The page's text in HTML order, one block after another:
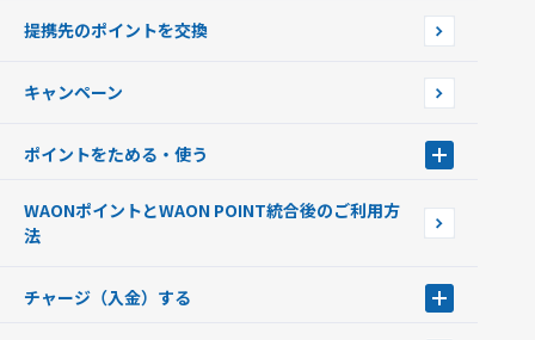
インターネット上でのお買い物について（ネット決済）
店舗検索
イオン銀行ATM設置場所
提携先のポイントを交換
キャンペーン
ポイントをためる・使う
ポイントの有効期限について
WAONポイントとWAON POINT統合後のご利用方
法
チャージ（入金）する